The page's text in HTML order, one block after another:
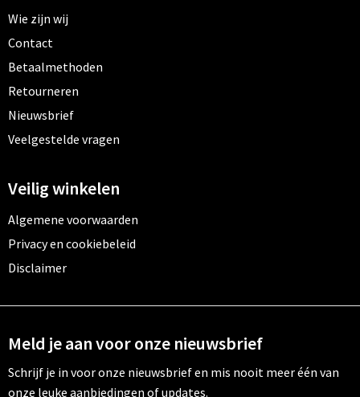
Wie zijn wij
Contact
Betaalmethoden
Retourneren
Nieuwsbrief
Veelgestelde vragen
Veilig winkelen
Algemene voorwaarden
Privacy en cookiebeleid
Disclaimer
Meld je aan voor onze nieuwsbrief
Schrijf je in voor onze nieuwsbrief en mis nooit meer één van
onze leuke aanbiedingen of updates.